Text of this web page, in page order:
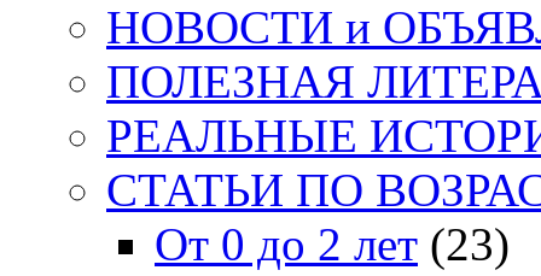
НОВОСТИ и
ПОЛЕЗНАЯ
РЕАЛЬНЫЕ
СТАТЬИ ПО
От 0 до 2 лет (23)